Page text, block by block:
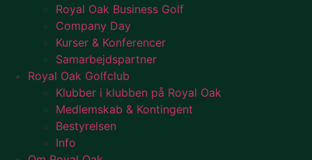
Royal Oak Business Golf
Company Day
Kurser & Konferencer
Samarbejdspartner
Royal Oak Golfclub
Klubber i klubben på Royal Oak
Medlemskab & Kontingent
Bestyrelsen
Info